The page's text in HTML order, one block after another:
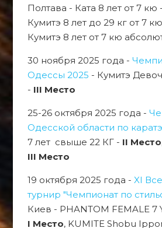
Полтава - Ката 8 лет от 7 кю -
Кумитэ 8 лет до 29 кг от 7
Кумитэ 8 лет от 7 кю
30 ноября 2025 года -
Одессы 2025 - Кумитэ
- III Место
25-26 октября 2025 года -
Одесской области по
7 лет свыше 22 КГ - II Место
III Место
19 октября 2025 года - XI
турнир "Чемпионат по
Киев - PHANTOM FEMALE 7
I Место, KUMITE Shobu